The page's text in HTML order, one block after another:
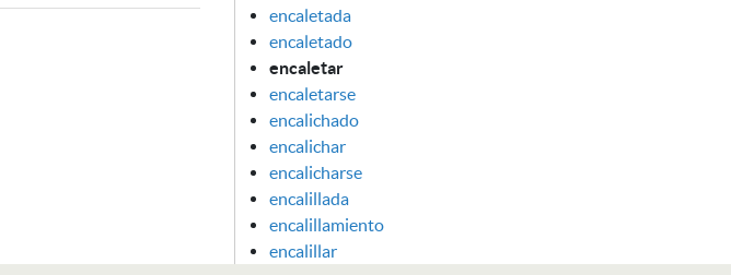
encaletada
encaletado
encaletar
encaletarse
encalichado
encalichar
encalicharse
encalillada
encalillamiento
encalillar